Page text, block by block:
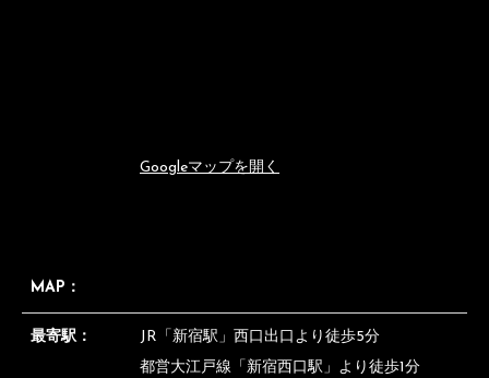
MAP：
Googleマップを開く
最寄駅：
JR「新宿駅」西口出口より徒歩5分
都営大江戸線「新宿西口駅」より徒歩1分